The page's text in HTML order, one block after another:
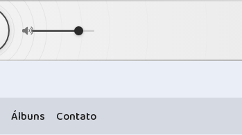
Álbuns Contato